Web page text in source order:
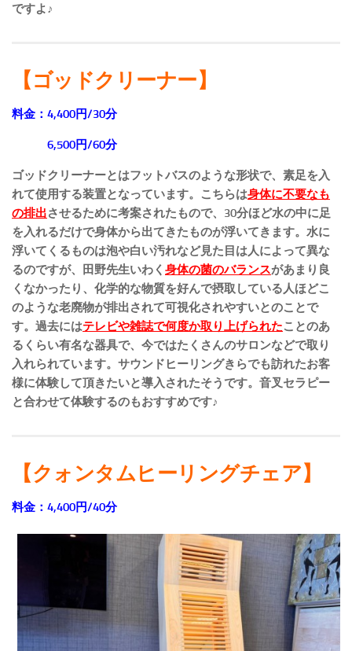
ですよ♪
【ゴッドクリーナー】
料金：4,400円/30分
6,500円/60分
ゴッドクリーナーとはフットバスのような形状で、素足を入
れて使用する装置となっています。こちらは身体に不要なも
の排出させるために考案されたもので、30分ほど水の中に足
を入れるだけで身体から出てきたものが浮いてきます。水に
浮いてくるものは泡や白い汚れなど見た目は人によって異な
るのですが、田野先生いわく 身体の菌のバランスがあまり良
くなかったり、化学的な物質を好んで摂取している人ほどこ
のような老廃物が排出されて可視化されやすいとのことで
す。過去にはテレビや雑誌で何度か取り上げられたことのあ
るくらい有名な器具で、今ではたくさんのサロンなどで取り
入れられています。サウンドヒーリングきらでも訪れたお客
様に体験して頂きたいと導入されたそうです。音叉セラピー
と合わせて体験するのもおすすめです♪
【クォンタムヒーリングチェア】
料金：4,400円/40分